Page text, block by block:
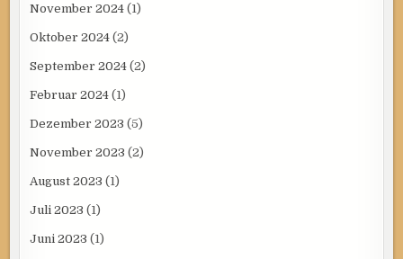
November 2024 (1)
Oktober 2024 (2)
September 2024 (2)
Februar 2024 (1)
Dezember 2023 (5)
November 2023 (2)
August 2023 (1)
Juli 2023 (1)
Juni 2023 (1)